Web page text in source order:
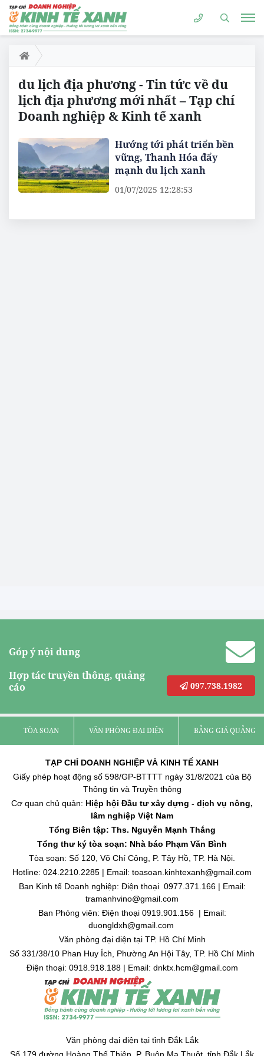
du lịch địa phương - Tin tức về du
lịch địa phương mới nhất – Tạp chí
Doanh nghiệp & Kinh tế xanh
Hướng tới phát triển bền
vững, Thanh Hóa đẩy
mạnh du lịch xanh
01/07/2025 12:28:53
Góp ý nội dung
Hợp tác truyền thông, quảng
cáo
097.738.1982
TÒA SOẠN VĂN PHÒNG ĐẠI DIỆN BẢNG GIÁ QUẢNG
TẠP CHÍ DOANH NGHIỆP VÀ KINH TẾ XANH
Giấy phép hoạt động số 598/GP-BTTTT ngày 31/8/2021 của Bộ
Thông tin và Truyền thông
Cơ quan chủ quản: Hiệp hội Đầu tư xây dựng - dịch vụ nông,
lâm nghiệp Việt Nam
Tổng Biên tập: Ths. Nguyễn Mạnh Thắng
Tổng thư ký tòa soạn: Nhà báo Phạm Văn Bình
Tòa soạn: Số 120, Võ Chí Công, P. Tây Hồ, TP. Hà Nội.
Hotline: 024.2210.2285 | Email: toasoan.kinhtexanh@gmail.com
Ban Kinh tế Doanh nghiệp: Điện thoại 0977.371.166 | Email:
tramanhvino@gmail.com
Ban Phóng viên: Điện thoại 0919.901.156 | Email:
duongldxh@gmail.com
Văn phòng đại diện tại TP. Hồ Chí Minh
Số 331/38/10 Phan Huy Ích, Phường An Hội Tây, TP. Hồ Chí Minh
Điện thoại: 0918.918.188 | Email: dnktx.hcm@gmail.com
Văn phòng đại diện tại tỉnh Đắk Lắk
Số 179 đường Hoàng Thế Thiện, P. Buôn Ma Thuột, tỉnh Đắk Lắk